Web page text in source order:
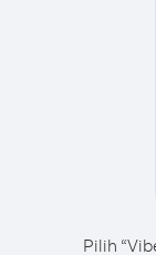
Pilih